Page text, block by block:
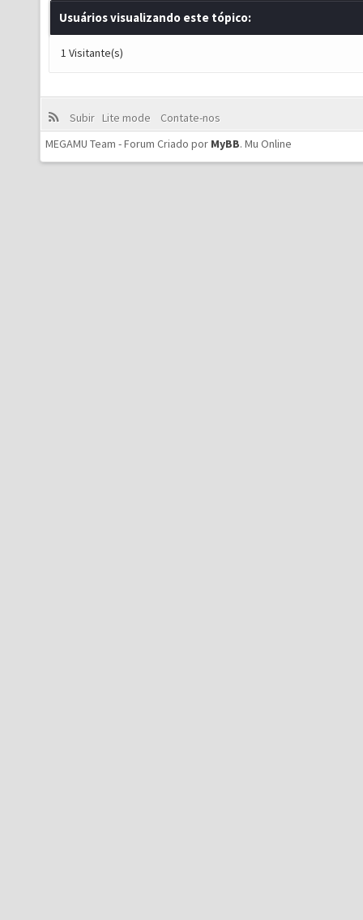
Usuários visualizando este tópico:
1 Visitante(s)
Subir Lite mode
Contate-nos
MEGAMU Team - Forum Criado por MyBB. Mu Online